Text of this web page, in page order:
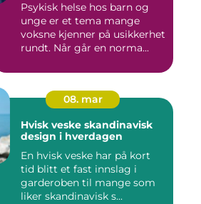
Psykisk helse hos barn og
unge er et tema mange
voksne kjenner på usikkerhet
rundt. Når går en norma...
08. mar
Hvisk veske skandinavisk
design i hverdagen
En hvisk veske har på kort
tid blitt et fast innslag i
garderoben til mange som
liker skandinavisk s...